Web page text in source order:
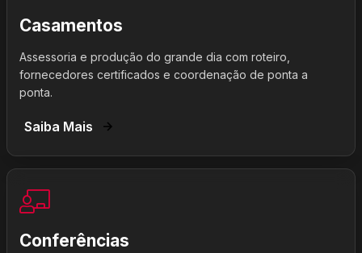
Casamentos
Assessoria e produção do grande dia com roteiro,
fornecedores certificados e coordenação de ponta a
ponta.
Saiba Mais
Conferências